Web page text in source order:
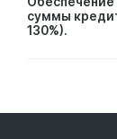
суммы
130%).